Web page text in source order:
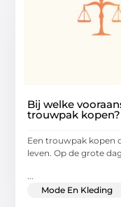
Bij welke
trouwpak kopen?
Een trouwpak kopen
leven. Op de grote
Mode En Kleding